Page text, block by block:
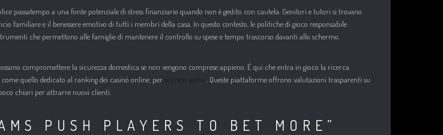
passatempo a una fonte potenziale di stress finanziario quando non è gestito con cautela. Genitori e tutori si trovano
familiare e il benessere emotivo di tutti i membri della casa. In questo contesto, le politiche di gioco responsabile
che permettono alle famiglie di mantenere il controllo su spese e tempo trascorso davanti allo schermo.
compromettere la sicurezza domestica se non vengono comprese appieno. È qui che entra in gioco la ricerca
quello dedicato al ranking dei casinò online, per siti non aams . Queste piattaforme offrono valutazioni trasparenti su
chiari per attrarre nuovi clienti.
PUSH PLAYERS TO BET MORE”